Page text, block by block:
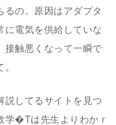
の。原因はアダプタ
に電気を供給していな
触悪くなって一瞬で
説してるサイトを見つ
学�Tは先生よりわかｒ